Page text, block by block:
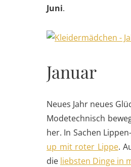
Juni.
Januar
Neues Jahr neues
Modetechnisch
her. In Sachen
up mit roter Lippe.
die liebsten Dinge in